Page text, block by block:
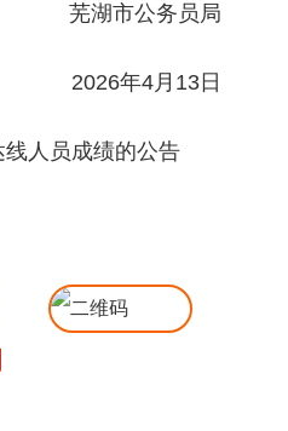
芜湖市公务员局
2026年4月13日
人员成绩的公告